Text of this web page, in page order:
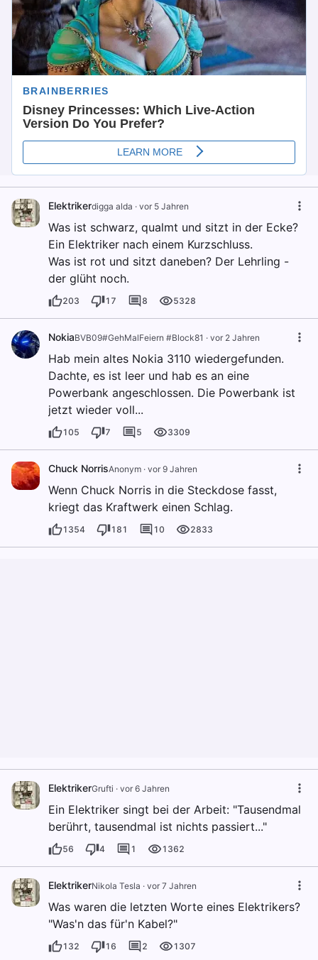
Elektrikerdigga alda · vor 5 Jahren
Was ist schwarz, qualmt und sitzt in der Ecke?
Ein Elektriker nach einem Kurzschluss.
Was ist rot und sitzt daneben? Der Lehrling -
der glüht noch.
203 17 8 5328
NokiaBVB09#GehMalFeiern #Block81 · vor 2 Jahren
Hab mein altes Nokia 3110 wiedergefunden.
Dachte, es ist leer und hab es an eine
Powerbank angeschlossen. Die Powerbank ist
jetzt wieder voll...
105 7 5 3309
Chuck NorrisAnonym · vor 9 Jahren
Wenn Chuck Norris in die Steckdose fasst,
kriegt das Kraftwerk einen Schlag.
1354 181 10 2833
ElektrikerGrufti · vor 6 Jahren
Ein Elektriker singt bei der Arbeit: "Tausendmal
berührt, tausendmal ist nichts passiert..."
56 4 1 1362
ElektrikerNikola Tesla · vor 7 Jahren
Was waren die letzten Worte eines Elektrikers?
"Was'n das für'n Kabel?"
132 16 2 1307